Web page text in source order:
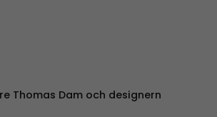
Thomas Dam och designern